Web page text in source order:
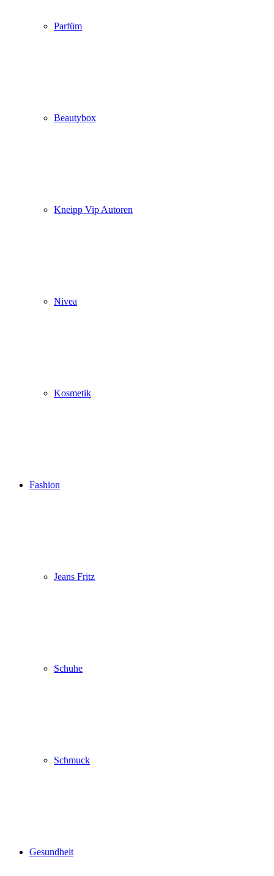
Parfüm
Beautybox
Kneipp Vip Autoren
Nivea
Kosmetik
Fashion
Jeans Fritz
Schuhe
Schmuck
Gesundheit